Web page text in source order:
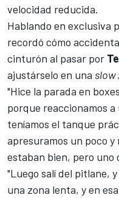
velocidad reducida.
Hablando en exclusiva
recordó cómo
cinturón al pasar por
ajustárselo en una slow
"Hice la parada en
porque reaccionamos
teníamos el tanque
apresuramos un poco
estaban bien, pero uno
"Luego salí del pitlane,
una zona lenta, y en